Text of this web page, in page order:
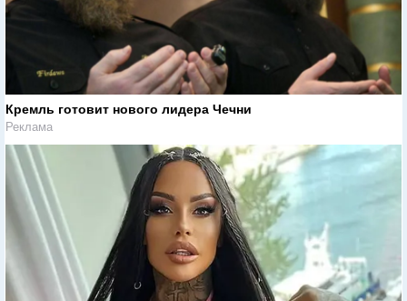
Кремль готовит нового лидера Чечни
Реклама